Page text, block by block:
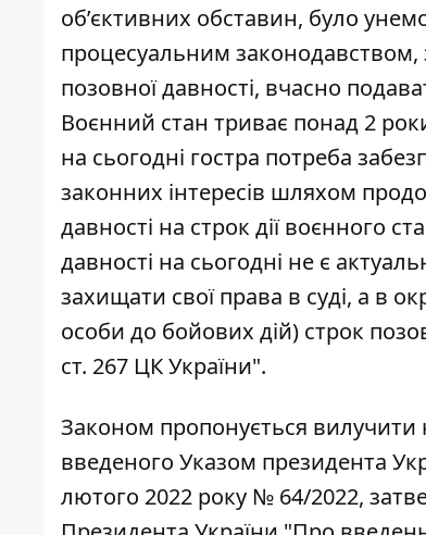
об’єктивних обставин, було
процесуальним законодавством,
позовної давності, вчасно
Воєнний стан триває понад 2
на сьогодні гостра потреба
законних інтересів шляхом
давності на строк дії воєнного
давності на сьогодні не є
захищати свої права в суді, а в
особи до бойових дій) строк
ст. 267 ЦК України".
Законом пропонується вилучити
введеного Указом президента
лютого 2022 року № 64/2022,